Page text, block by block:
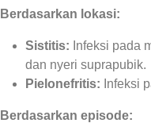
Berdasarkan lokasi:
Sistitis: Infeksi pada
dan nyeri suprapubik.
Pielonefritis: Infeksi
Berdasarkan episode: